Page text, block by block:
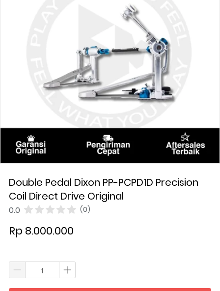
Double Pedal Dixon PP-PCPD1D Precision
Coil Direct Drive Original
0.0 (0)
Rp 8.000.000